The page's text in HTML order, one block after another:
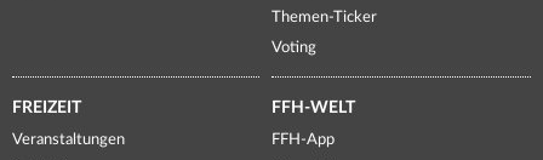
Themen-Ticker
Voting
FREIZEIT
Veranstaltungen
FFH-WELT
FFH-App